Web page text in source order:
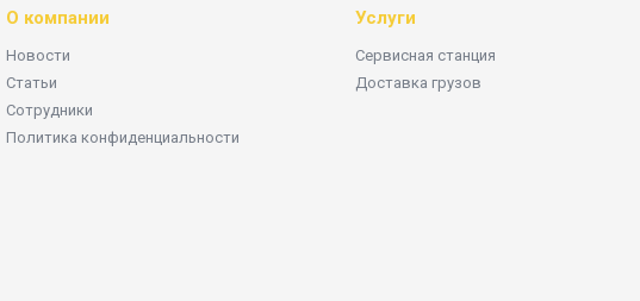
О компании
Новости
Статьи
Сотрудники
Политика конфиденциальности
Услуги
Сервисная станция
Доставка грузов